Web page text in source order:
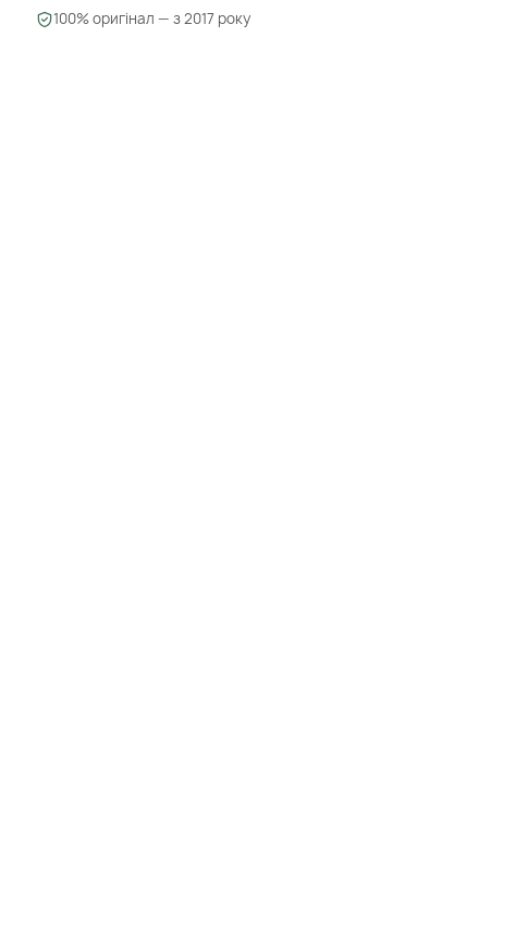
100% оригінал — з 2017 року